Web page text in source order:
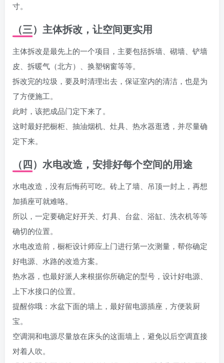
寸。
（三）主体拆改，让空间更实用
主体拆改是最先上的一个项目，主要包括拆墙、砌墙、铲墙
皮、拆暖气（北方）、换塑钢窗等等。
拆改完的垃圾，要及时清理出去，保证室内的清洁，也是为
了方便施工。
此时，该把成品门定下来了。
这时最好把橱柜、抽油烟机、灶具、热水器逛透，并尽量确
定下来。
（四）水电改造，安排好每个空间的用途
水电改造，没有后悔药可吃。砖上了墙、吊顶一封上，再想
加插座可就难咯。
所以，一定要确定好开关、灯具、台盆、浴缸、洗衣机等等
确切的位置。
水电改造前，橱柜设计师应上门进行第一次测量，帮你确定
好电源、水路的改造方案。
热水器，也最好派人来根据你所确定的型号，设计好电源、
上下水接口的位置。
提醒你哦：水盆下面的墙上，最好留电源插座，方便装厨
宝。
空调洞和电源尽量放在床头的这面墙上，避免以后空调直接
对着人吹。